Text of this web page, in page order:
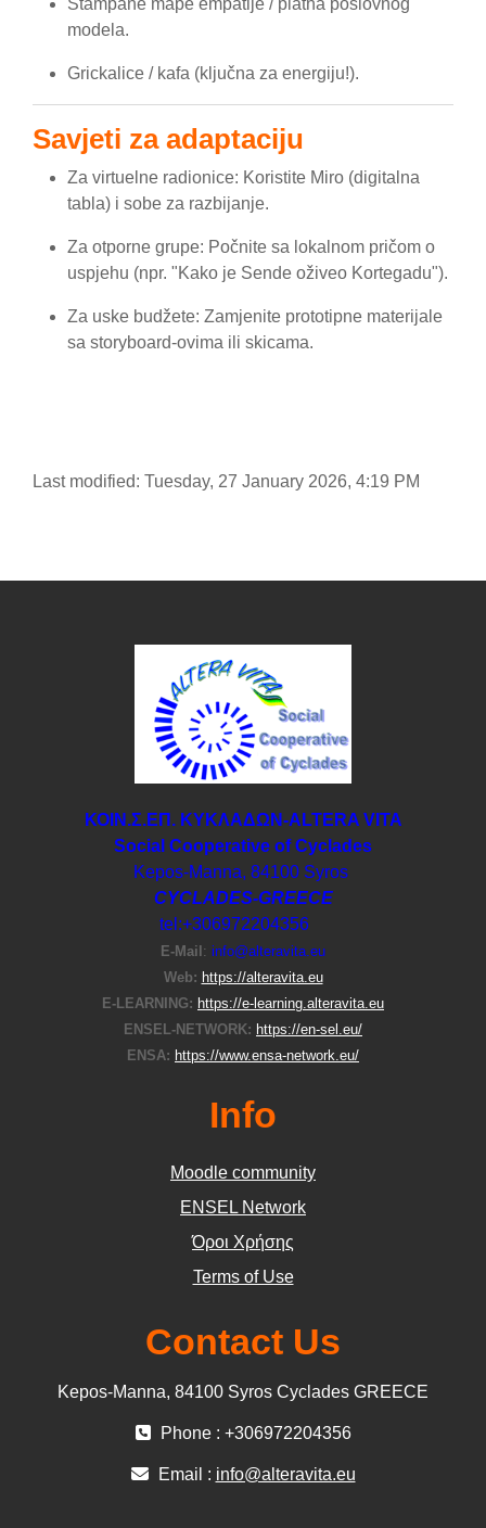
Štampane mape empatije / platna poslovnog
modela.
Grickalice / kafa (ključna za energiju!).
Savjeti za adaptaciju
Za virtuelne radionice: Koristite Miro (digitalna
tabla) i sobe za razbijanje.
Za otporne grupe: Počnite sa lokalnom pričom o
uspjehu (npr. "Kako je Sende oživeo Kortegadu").
Za uske budžete: Zamjenite prototipne materijale
sa storyboard-ovima ili skicama.
Last modified: Tuesday, 27 January 2026, 4:19 PM
ΚΟΙΝ.Σ.ΕΠ. ΚΥΚΛΑΔΩΝ-ΑLTERA VITA
Social Cooperative of Cyclades
Kepos-Manna, 84100 Syros
CYCLADES-GREECE
tel:+306972204356
E-Μail : info@alteravita.eu
Web: https://alteravita.eu
E-LEARNING: https://e-learning.alteravita.eu
ENSEL-NETWORK: https://en-sel.eu/
ENSA: https://www.ensa-network.eu/
Info
Moodle community
ΕΝSEL Network
Όροι Χρήσης
Terms of Use
Contact Us
Kepos-Manna, 84100 Syros Cyclades GREECE
Phone : +306972204356
Email : info@alteravita.eu